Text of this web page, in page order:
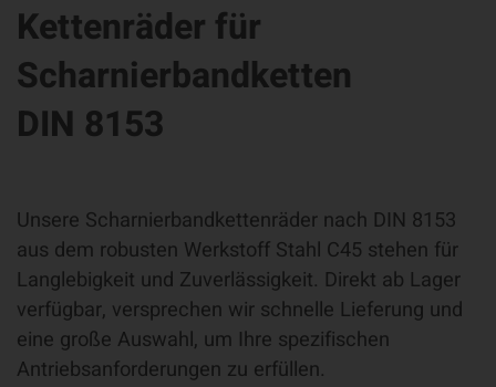
Kettenräder für
Scharnierbandketten
DIN 8153
Unsere Scharnierbandkettenräder nach DIN 8153
aus dem robusten Werkstoff Stahl C45 stehen für
Langlebigkeit und Zuverlässigkeit. Direkt ab Lager
verfügbar, versprechen wir schnelle Lieferung und
eine große Auswahl, um Ihre spezifischen
Antriebsanforderungen zu erfüllen.